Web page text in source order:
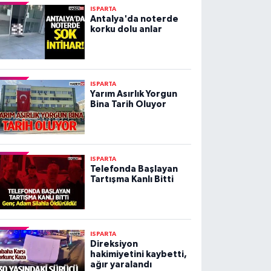
ISPARTA
Antalya'da noterde
korku dolu anlar
ISPARTA
Yarım Asırlık Yorgun
Bina Tarih Oluyor
ISPARTA
Telefonda Başlayan
Tartışma Kanlı Bitti
ISPARTA
Direksiyon
hakimiyetini kaybetti,
ağır yaralandı